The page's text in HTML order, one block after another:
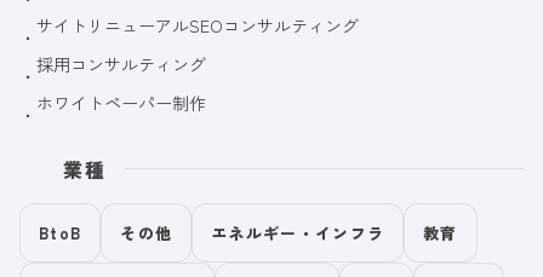
サイトリニューアルSEOコンサルティング
採用コンサルティング
ホワイトペーパー制作
業種
BtoB その他 エネルギー・インフラ 教育